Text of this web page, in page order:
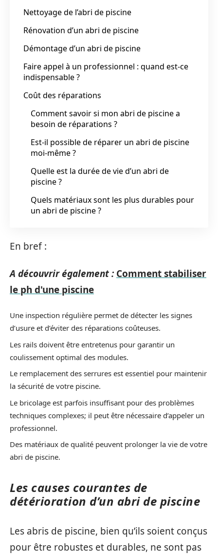
Nettoyage de l’abri de piscine
Rénovation d’un abri de piscine
Démontage d’un abri de piscine
Faire appel à un professionnel : quand est-ce
indispensable ?
Coût des réparations
Comment savoir si mon abri de piscine a
besoin de réparations ?
Est-il possible de réparer un abri de piscine
moi-même ?
Quelle est la durée de vie d’un abri de
piscine ?
Quels matériaux sont les plus durables pour
un abri de piscine ?
En bref :
A découvrir également : Comment stabiliser
le ph d'une piscine
Une inspection régulière permet de détecter les signes
d’usure et d’éviter des réparations coûteuses.
Les rails doivent être entretenus pour garantir un
coulissement optimal des modules.
Le remplacement des serrures est essentiel pour maintenir
la sécurité de votre piscine.
Le bricolage est parfois insuffisant pour des problèmes
techniques complexes; il peut être nécessaire d’appeler un
professionnel.
Des matériaux de qualité peuvent prolonger la vie de votre
abri de piscine.
Les causes courantes de
détérioration d’un abri de piscine
Les abris de piscine, bien qu’ils soient conçus
pour être robustes et durables, ne sont pas